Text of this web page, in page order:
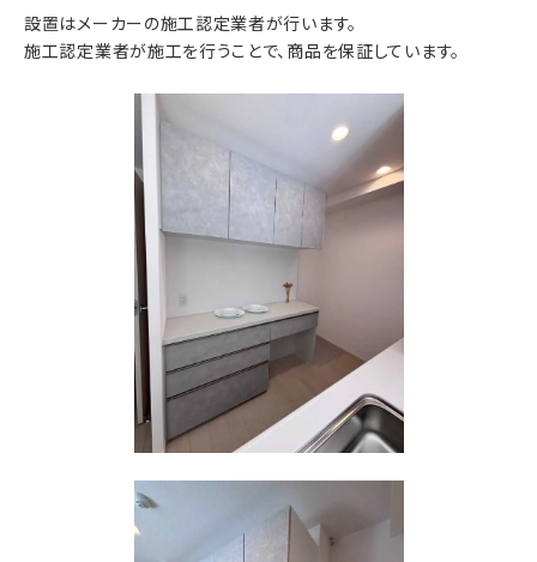
設置はメーカーの施工認定業者が行います。
施工認定業者が施工を行うことで、商品を保証しています。